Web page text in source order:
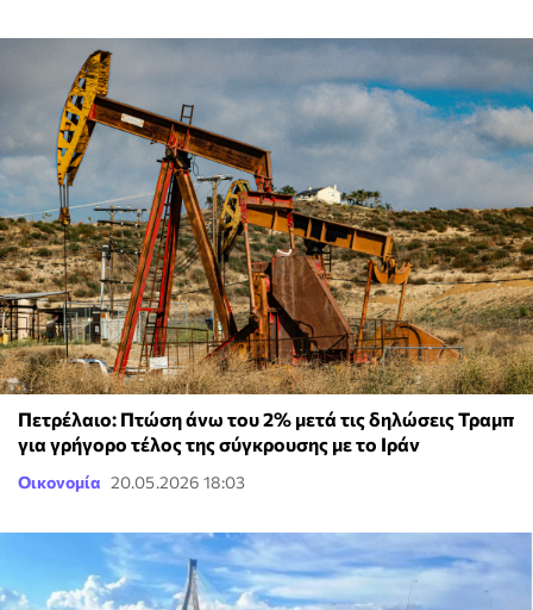
Πετρέλαιο: Πτώση άνω του 2% μετά τις δηλώσεις Τραμπ
για γρήγορο τέλος της σύγκρουσης με το Ιράν
Οικονομία 20.05.2026 18:03